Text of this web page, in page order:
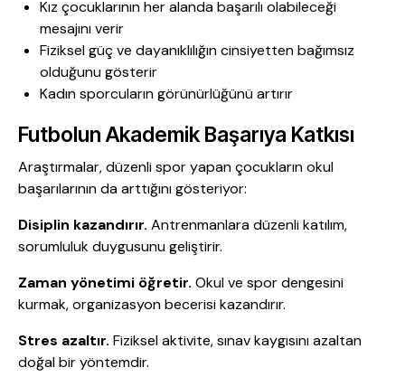
Kız çocuklarının her alanda başarılı olabileceği
mesajını verir
Fiziksel güç ve dayanıklılığın cinsiyetten bağımsız
olduğunu gösterir
Kadın sporcuların görünürlüğünü artırır
Futbolun Akademik Başarıya Katkısı
Araştırmalar, düzenli spor yapan çocukların okul
başarılarının da arttığını gösteriyor:
Disiplin kazandırır. Antrenmanlara düzenli katılım,
sorumluluk duygusunu geliştirir.
Zaman yönetimi öğretir. Okul ve spor dengesini
kurmak, organizasyon becerisi kazandırır.
Stres azaltır. Fiziksel aktivite, sınav kaygısını azaltan
doğal bir yöntemdir.